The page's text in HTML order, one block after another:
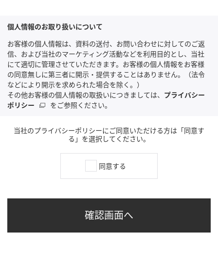
個人情報のお取り扱いについて
お客様の個人情報は、資料の送付、お問い合わせに対してのご返
信、および当社のマーケティング活動などを利用目的とし、当社
にて適切に管理させていただきます。お客様の個人情報をお客様
の同意無しに第三者に開示・提供することはありません。（法令
などにより開示を求められた場合を除く。）
その他お客様の個人情報の取扱いにつきましては、 プライバシー
ポリシー
をご参照ください。
当社のプライバシーポリシーにご同意いただける方は「同意す
る」を選択してください。
同意する
確認画面へ